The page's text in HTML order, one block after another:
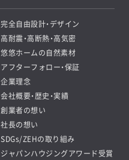
完全自由設計・デザイン
高耐震・高断熱・高気密
悠悠ホームの自然素材
アフターフォロー・保証
企業理念
会社概要・歴史・実績
創業者の想い
社長の想い
SDGs/ZEHの取り組み
ジャパンハウジングアワード受賞